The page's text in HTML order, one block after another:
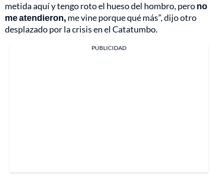
metida aquí y tengo roto el hueso del hombro, perono
me atendieron, me vine porque qué más”, dijo otro
desplazado por la crisis en el Catatumbo.
PUBLICIDAD